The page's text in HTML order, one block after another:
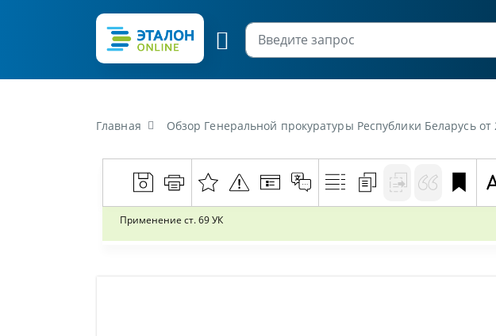
Главная Обзор Генеральной прокуратуры Республики Беларусь
Применение ст. 69 УК